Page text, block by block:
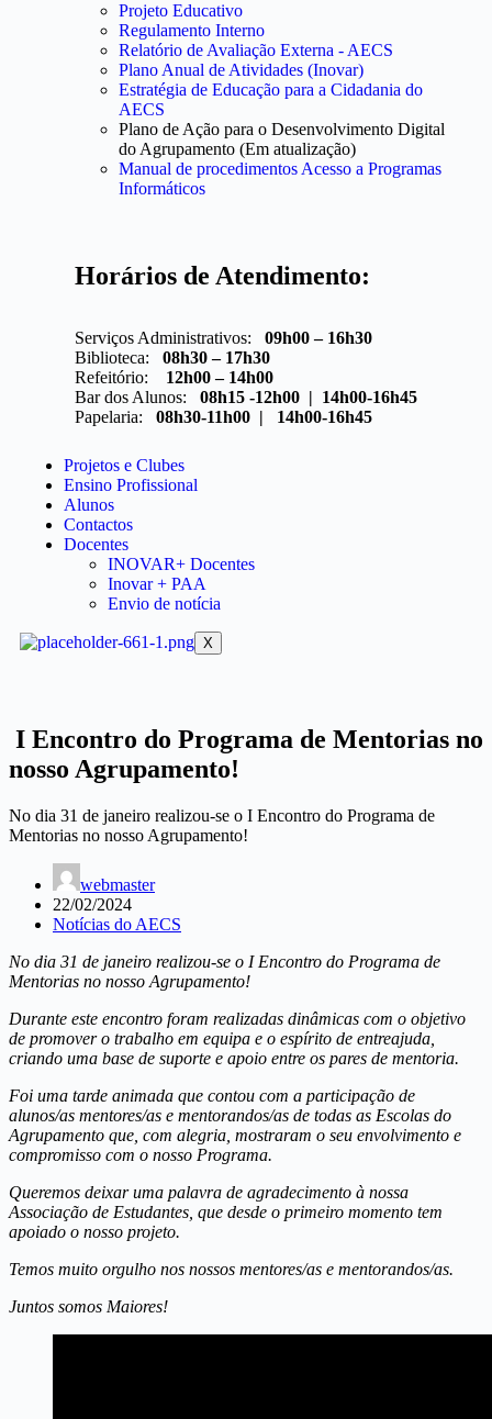
Projeto Educativo
Regulamento Interno
Relatório de Avaliação Externa - AECS
Plano Anual de Atividades (Inovar)
Estratégia de Educação para a Cidadania do
AECS
Plano de Ação para o Desenvolvimento Digital
do Agrupamento (Em atualização)
Manual de procedimentos Acesso a Programas
Informáticos
Horários de Atendimento:
Serviços Administrativos: 09h00 – 16h30
Biblioteca: 08h30 – 17h30
Refeitório: 12h00 – 14h00
Bar dos Alunos: 08h15 -12h00 | 14h00-16h45
Papelaria: 08h30-11h00 | 14h00-16h45
Projetos e Clubes
Ensino Profissional
Alunos
Contactos
Docentes
INOVAR+ Docentes
Inovar + PAA
Envio de notícia
X
I Encontro do Programa de Mentorias no
nosso Agrupamento!
No dia 31 de janeiro realizou-se o I Encontro do Programa de
Mentorias no nosso Agrupamento!
webmaster
22/02/2024
Notícias do AECS
No dia 31 de janeiro realizou-se o I Encontro do Programa de
Mentorias no nosso Agrupamento!
Durante este encontro foram realizadas dinâmicas com o objetivo
de promover o trabalho em equipa e o espírito de entreajuda,
criando uma base de suporte e apoio entre os pares de mentoria.
Foi uma tarde animada que contou com a participação de
alunos/as mentores/as e mentorandos/as de todas as Escolas do
Agrupamento que, com alegria, mostraram o seu envolvimento e
compromisso com o nosso Programa.
Queremos deixar uma palavra de agradecimento à nossa
Associação de Estudantes, que desde o primeiro momento tem
apoiado o nosso projeto.
Temos muito orgulho nos nossos mentores/as e mentorandos/as.
Juntos somos Maiores!